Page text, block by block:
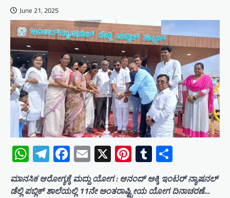
June 21, 2025
WhatsApp
Telegram
Facebook
Email
X Pinterest
Tumblr
ಮಾನಸಿಕ ಆರೋಗ್ಯಕ್ಕೆ ಮದ್ದು ಯೋಗ : ಆನಂದ್ ಅಕ್ಕಿ ಇಂಟರ್ ನ್ಯಾಷನಲ್
ಡೆಲ್ಲಿ ಪಬ್ಲಿಕ್ ಶಾಲೆಯಲ್ಲಿ 11ನೇ ಅಂತರಾಷ್ಟ್ರೀಯ ಯೋಗ ದಿನಾಚರಣೆ…